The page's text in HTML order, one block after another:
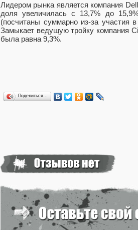
Лидером рынка является компания
доля увеличилась с 13,7% до
(посчитаны суммарно из-за
Замыкает ведущую тройку компания
была равна 9,3%.
Поделиться…